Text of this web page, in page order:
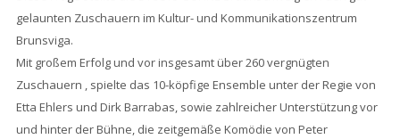
gelaunten Zuschauern im Kultur- und Kommunikationszentrum
Brunsviga.
Mit großem Erfolg und vor insgesamt über 260 vergnügten
Zuschauern , spielte das 10-köpfige Ensemble unter der Regie von
Etta Ehlers und Dirk Barrabas, sowie zahlreicher Unterstützung vor
und hinter der Bühne, die zeitgemäße Komödie von Peter